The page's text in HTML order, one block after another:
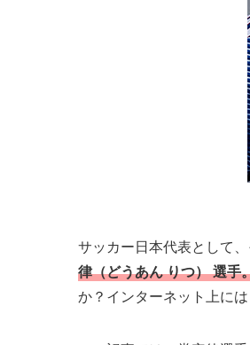
サッカー日本代表として
律（どうあん りつ） 選手
か？インターネット上に